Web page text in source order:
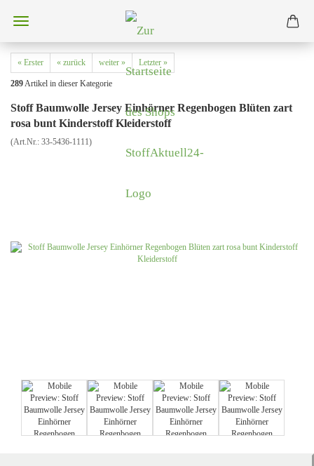
« Erster « zurück weiter » Letzter »
289Artikel in dieser Kategorie
Stoff Baumwolle Jersey Einhörner Regenbogen Blüten zart
rosa bunt Kinderstoff Kleiderstoff
(Art.Nr.: 33-5436-1111)